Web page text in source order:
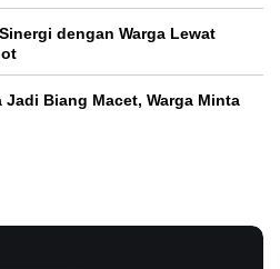
dengan Warga Lewat
Biang Macet, Warga Minta